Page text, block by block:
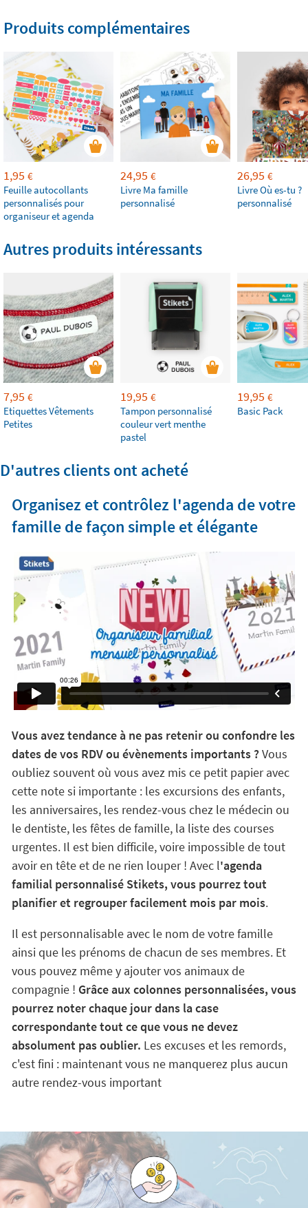
Produits complémentaires
1,95 €
Feuille autocollants
personnalisés pour
organiseur et agenda
24,95 €
Livre Ma famille
personnalisé
26,95 €
Livre Où es-tu ?
personnalisé
Autres produits intéressants
7,95 €
Etiquettes Vêtements
Petites
19,95 €
Tampon personnalisé
couleur vert menthe
pastel
19,95 €
Basic Pack
D'autres clients ont acheté
Organisez et contrôlez l'agenda de votre
famille de façon simple et élégante
Vous avez tendance à ne pas retenir ou confondre les
dates de vos RDV ou évènements importants ?Vous
oubliez souvent où vous avez mis ce petit papier avec
cette note si importante : les excursions des enfants,
les anniversaires, les rendez-vous chez le médecin ou
le dentiste, les fêtes de famille, la liste des courses
urgentes. Il est bien difficile, voire impossible de tout
avoir en tête et de ne rien louper ! Avec l'agenda
familial personnalisé Stikets, vous pourrez tout
planifier et regrouper facilement mois par mois.
Il est personnalisable avec le nom de votre famille
ainsi que les prénoms de chacun de ses membres. Et
vous pouvez même y ajouter vos animaux de
compagnie ! Grâce aux colonnes personnalisées, vous
pourrez noter chaque jour dans la case
correspondante tout ce que vous ne devez
absolument pas oublier. Les excuses et les remords,
c'est fini : maintenant vous ne manquerez plus aucun
autre rendez-vous important